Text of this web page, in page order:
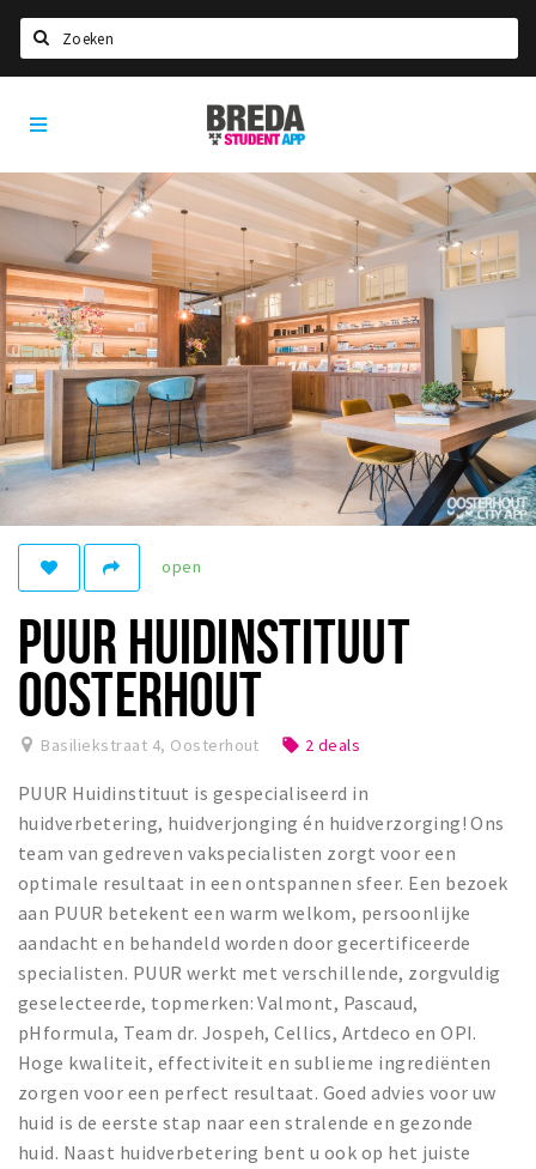
HOME
STUDEREN
Voel je thuis in Breda | GoodMood
Welkom in Breda
Studentenverenigingen
Studentenraad
Studentenroutes
New in town? Check FAQ!
WONEN
Woonruimte
Inschrijven gemeente
Zorgverzekering
Huisarts en eerste hulp
Breda Student Shop
Draai aan het rad!
VRIJE TIJD
Sport
Nieuws
Agenda
Bezienswaardigheden
Musea, theaters & podia
Uitjes & activiteiten
Breda
Student
open
PUUR HUIDINSTITUUT
OOSTERHOUT
Basiliekstraat 4, Oosterhout local_offer 2 deals
PUUR Huidinstituut is gespecialiseerd in
huidverbetering, huidverjonging én huidverzorging! Ons
team van gedreven vakspecialisten zorgt voor een
optimale resultaat in een ontspannen sfeer. Een bezoek
aan PUUR betekent een warm welkom, persoonlijke
aandacht en behandeld worden door gecertificeerde
specialisten. PUUR werkt met verschillende, zorgvuldig
geselecteerde, topmerken: Valmont, Pascaud,
pHformula, Team dr. Jospeh, Cellics, Artdeco en OPI.
Hoge kwaliteit, effectiviteit en sublieme ingrediënten
zorgen voor een perfect resultaat. Goed advies voor uw
huid is de eerste stap naar een stralende en gezonde
huid. Naast huidverbetering bent u ook op het juiste